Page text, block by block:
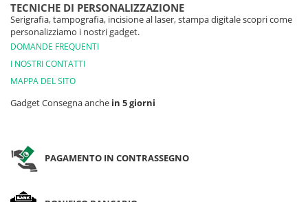
TECNICHE DI PERSONALIZZAZIONE
Serigrafia, tampografia, incisione al laser, stampa digitale scopri come
personalizziamo i nostri gadget.
DOMANDE FREQUENTI
I NOSTRI CONTATTI
MAPPA DEL SITO
Gadget Consegna anche in 5 giorni
PAGAMENTO IN CONTRASSEGNO